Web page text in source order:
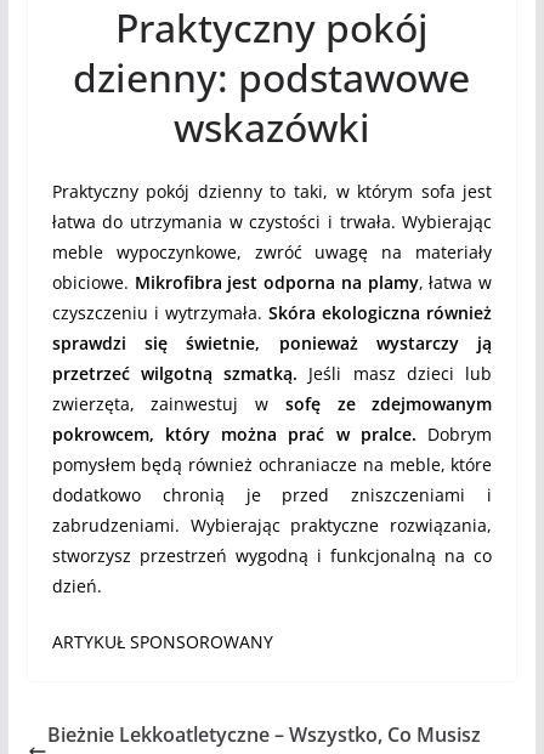
Praktyczny pokój
dzienny: podstawowe
wskazówki
Praktyczny pokój dzienny to taki, w którym sofa jest
łatwa do utrzymania w czystości i trwała. Wybierając
meble wypoczynkowe, zwróć uwagę na materiały
obiciowe. Mikrofibra jest odporna na plamy, łatwa w
czyszczeniu i wytrzymała.Skóra ekologiczna również
sprawdzi się świetnie, ponieważ wystarczy ją
przetrzeć wilgotną szmatką. Jeśli masz dzieci lub
zwierzęta, zainwestuj w sofę ze zdejmowanym
pokrowcem, który można prać w pralce. Dobrym
pomysłem będą również ochraniacze na meble, które
dodatkowo chronią je przed zniszczeniami i
zabrudzeniami. Wybierając praktyczne rozwiązania,
stworzysz przestrzeń wygodną i funkcjonalną na co
dzień.
ARTYKUŁ SPONSOROWANY
Bieżnie Lekkoatletyczne – Wszystko, Co Musisz